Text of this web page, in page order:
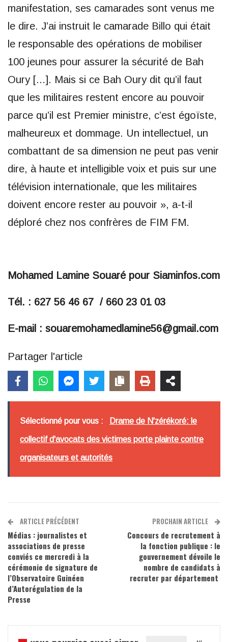
manifestation, ses camarades sont venus me
le dire. J’ai instruit le camarade Billo qui était
le responsable des opérations de mobiliser
100 jeunes pour assurer la sécurité de Bah
Oury […]. Mais si ce Bah Oury dit qu’il faut
que les militaires restent encore au pouvoir
parce qu’il est Premier ministre, c’est égoïste,
malheureux et dommage. Un intellectuel, un
combattant de sa dimension ne peut pas venir
dire, à haute et intelligible voix et puis sur une
télévision internationale, que les militaires
doivent encore rester au pouvoir », a-t-il
déploré chez nos confrères de FIM FM.
Mohamed Lamine Souaré pour Siaminfos.com
Tél. : 627 56 46 67 / 660 23 01 03
E-mail : souaremohamedlamine56@gmail.com
Partager l'article
Sélectionné pour vous : Drame de N'zérékoré: le
collectif d'avocats des victimes porte plainte contre
organisateurs et autorités
ARTICLE PRÉCÉDENT
Médias : journalistes et
associations de presse
conviés ce mercredi à la
cérémonie de signature de
l’Observatoire Guinéen
d’Autorégulation de la
Presse
PROCHAIN ARTICLE
Concours de recrutement à
la fonction publique : le
gouvernement dévoile le
nombre de candidats à
recruter par département